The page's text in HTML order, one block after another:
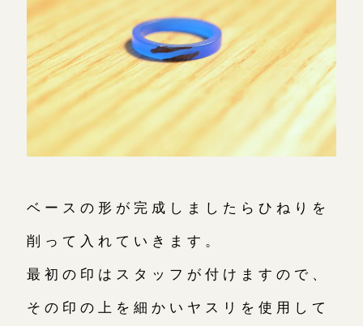
ベースの形が完成しましたらひねりを
削って入れていきます。
最初の印はスタッフが付けますので、
その印の上を細かいヤスリを使用して